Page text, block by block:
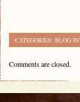
CATEGORIES: BLOG
Comments are closed.